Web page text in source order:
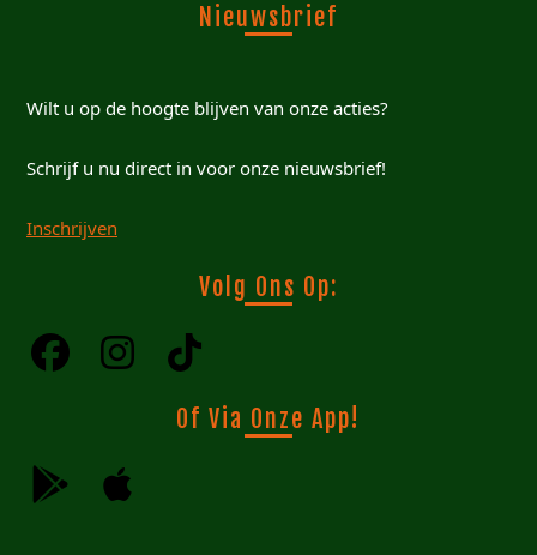
Nieuwsbrief
Wilt u op de hoogte blijven van onze acties?
Schrijf u nu direct in voor onze nieuwsbrief!
Inschrijven
Volg Ons Op:
Of Via Onze App!